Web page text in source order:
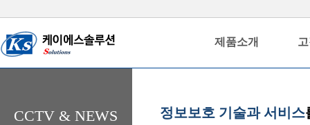
제품소개
CCTV & NEWS 정보보호 기술과 서비스